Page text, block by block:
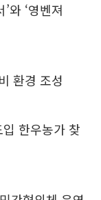
와 ‘영벤져
환경 조성
한우농가 찾